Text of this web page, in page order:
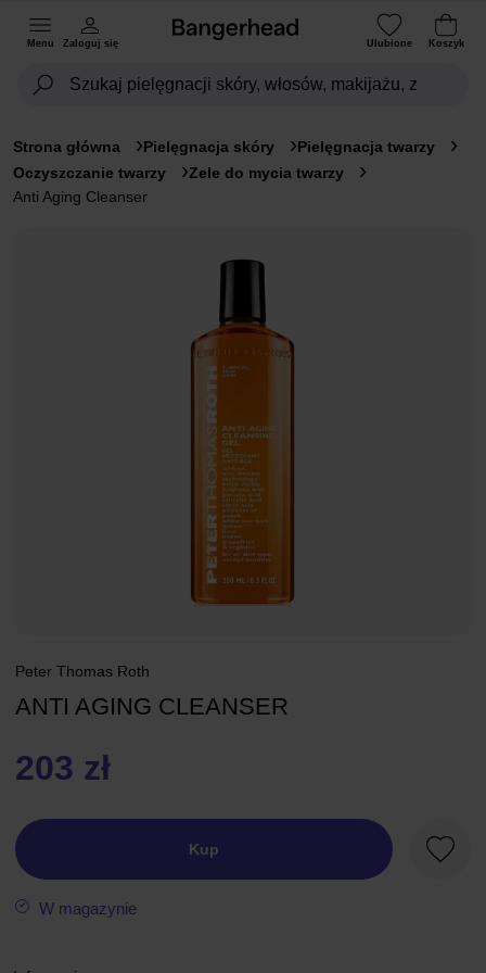
Menu Zaloguj się Ulubione Koszyk
Strona główna Pielęgnacja skóry
Pielęgnacja twarzy
Oczyszczanie twarzy
Zele do mycia twarzy
Anti Aging Cleanser
Peter Thomas Roth
ANTI AGING CLEANSER
203 zł
Kup
W magazynie